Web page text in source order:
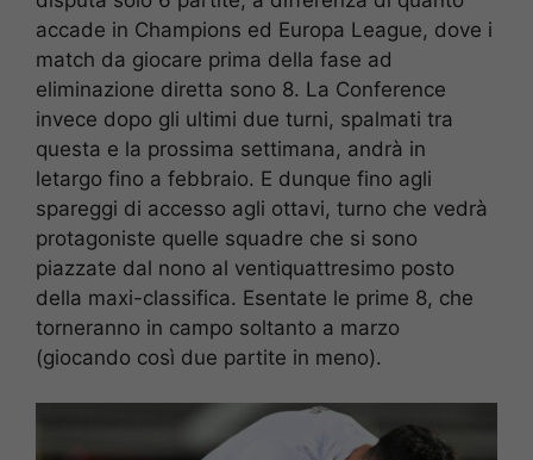
accade in Champions ed Europa League, dove i
match da giocare prima della fase ad
eliminazione diretta sono 8. La Conference
invece dopo gli ultimi due turni, spalmati tra
questa e la prossima settimana, andrà in
letargo fino a febbraio. E dunque fino agli
spareggi di accesso agli ottavi, turno che vedrà
protagoniste quelle squadre che si sono
piazzate dal nono al ventiquattresimo posto
della maxi-classifica. Esentate le prime 8, che
torneranno in campo soltanto a marzo
(giocando così due partite in meno).